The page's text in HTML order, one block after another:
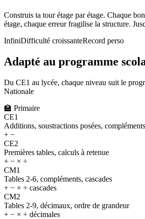
Construis ta tour étage par étage. Chaque
étage, chaque erreur fragilise la structure.
InfiniDifficulté croissanteRecord perso
Adapté au programme
Du CE1 au lycée, chaque niveau suit le
Nationale
🏫 Primaire
CE1
Additions, soustractions posées,
+ −
CE2
Premières tables, calculs à retenue
+ − × ÷
CM1
Tables 2-6, compléments, cascades
+ − × ÷ cascades
CM2
Tables 2-9, décimaux, ordre de grandeur
+ − × ÷ décimales